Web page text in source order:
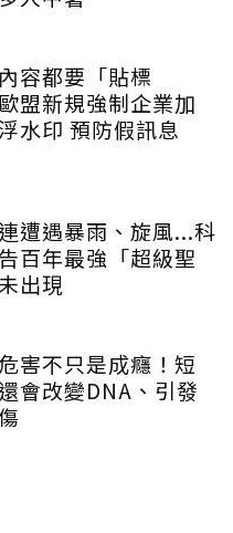
容都要「貼標
盟新規強制企業加
水印 預防假訊息
遭遇暴雨、旋風...科
百年最強「超級聖
出現
害不只是成癮！短
會改變DNA、引發